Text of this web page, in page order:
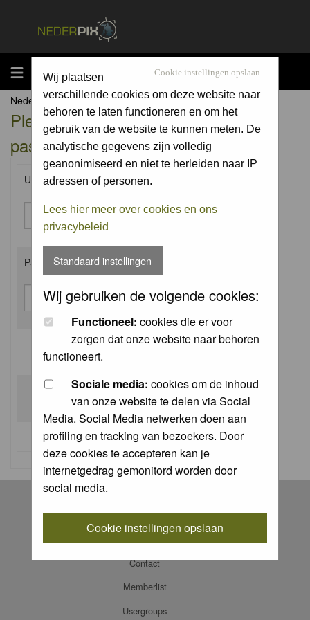
MENU Cookie instellingen opslaan
Wij plaatsen
verschillende cookies om deze website naar
behoren te laten functioneren en om het
gebruik van de website te kunnen meten. De
analytische gegevens zijn volledig
geanonimiseerd en niet te herleiden naar IP
adressen of personen.
Lees hier meer over cookies en ons
privacybeleid
Standaard instellingen
Wij gebruiken de volgende cookies:
Functioneel: cookies die er voor
zorgen dat onze website naar behoren
functioneert.
Sociale media: cookies om de inhoud
van onze website te delen via Social
Media. Social Media netwerken doen aan
profiling en tracking van bezoekers. Door
deze cookies te accepteren kan je
internetgedrag gemonitord worden door
social media.
Cookie instellingen opslaan
Nederpix.nl Forum Index
Please enter your username and
password to log in.
Username:
Password:
Log me on automatically each visit:
I forgot my password
Log in
Contact
Memberlist
Usergroups